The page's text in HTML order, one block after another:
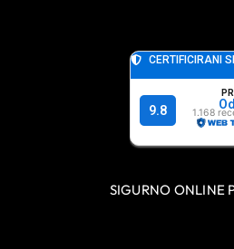
SIGURNO ONLINE